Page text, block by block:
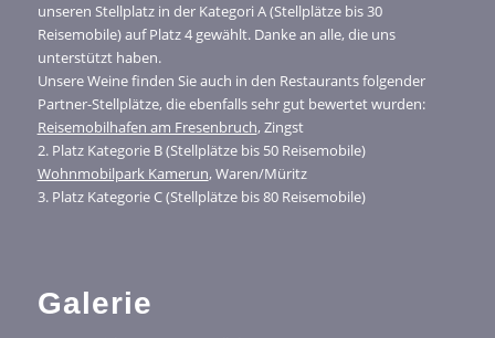
unseren Stellplatz in der Kategori A (Stellplätze bis 30
Reisemobile) auf Platz 4 gewählt. Danke an alle, die uns
unterstützt haben.
Unsere Weine finden Sie auch in den Restaurants folgender
Partner-Stellplätze, die ebenfalls sehr gut bewertet wurden:
Reisemobilhafen am Fresenbruch, Zingst
2. Platz Kategorie B (Stellplätze bis 50 Reisemobile)
Wohnmobilpark Kamerun, Waren/Müritz
3. Platz Kategorie C (Stellplätze bis 80 Reisemobile)
Galerie